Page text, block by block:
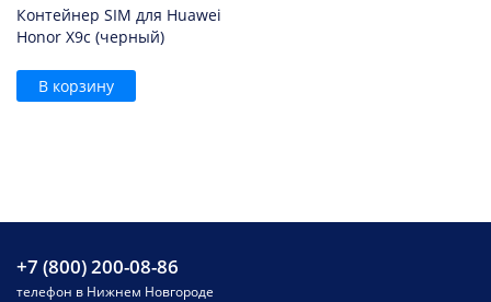
Контейнер SIM для Huawei
Honor X9c (черный)
В корзину
+7 (800) 200-08-86
телефон в Нижнем Новгороде